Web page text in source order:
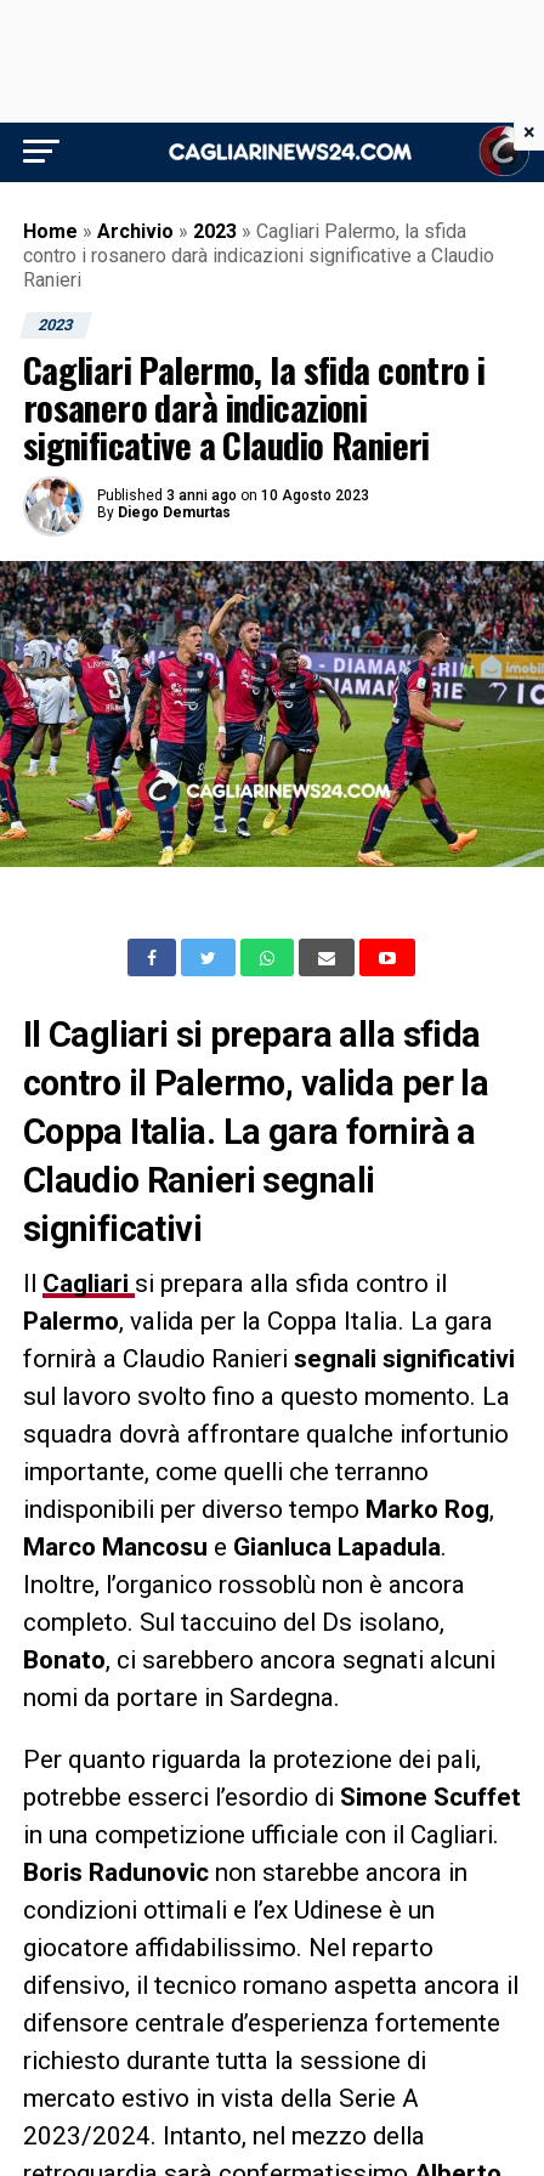
Home » Archivio » 2023 » Cagliari Palermo, la sfida
contro i rosanero darà indicazioni significative a Claudio
Ranieri
2023
Cagliari Palermo, la sfida contro i
rosanero darà indicazioni
significative a Claudio Ranieri
Published 3 anni ago on 10 Agosto 2023
By Diego Demurtas
Il Cagliari si prepara alla sfida
contro il Palermo, valida per la
Coppa Italia. La gara fornirà a
Claudio Ranieri segnali
significativi
Il Cagliari si prepara alla sfida contro il
Palermo, valida per la Coppa Italia. La gara
fornirà a Claudio Ranieri segnali significativi
sul lavoro svolto fino a questo momento. La
squadra dovrà affrontare qualche infortunio
importante, come quelli che terranno
indisponibili per diverso tempo Marko Rog,
Marco Mancosu e Gianluca Lapadula.
Inoltre, l’organico rossoblù non è ancora
completo. Sul taccuino del Ds isolano,
Bonato, ci sarebbero ancora segnati alcuni
nomi da portare in Sardegna.
Per quanto riguarda la protezione dei pali,
potrebbe esserci l’esordio di Simone Scuffet
in una competizione ufficiale con il Cagliari.
Boris Radunovicnon starebbe ancora in
condizioni ottimali e l’ex Udinese è un
giocatore affidabilissimo. Nel reparto
difensivo, il tecnico romano aspetta ancora il
difensore centrale d’esperienza fortemente
richiesto durante tutta la sessione di
mercato estivo in vista della Serie A
2023/2024. Intanto, nel mezzo della
×